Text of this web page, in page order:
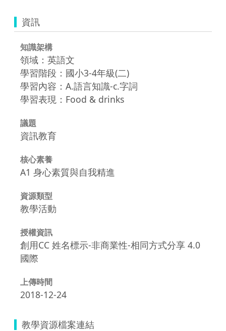
資訊
知識架構
領域：英語文
學習階段：國小3-4年級(二)
學習內容：A.語言知識-c.字詞
學習表現：Food & drinks
議題
資訊教育
核心素養
A1 身心素質與自我精進
資源類型
教學活動
授權資訊
創用CC 姓名標示-非商業性-相同方式分享 4.0
國際
上傳時間
2018-12-24
教學資源檔案連結